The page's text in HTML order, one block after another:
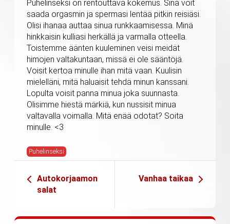
Puhelinseksi on rentouttava kokemus. Sinä voit
saada orgasmin ja spermasi lentää pitkin reisiäsi.
Olisi ihanaa auttaa sinua runkkaamisessa. Minä
hinkkaisin kulliasi herkällä ja varmalla otteella.
Toistemme äänten kuuleminen veisi meidät
himojen valtakuntaan, missä ei ole sääntöjä.
Voisit kertoa minulle ihan mitä vaan. Kuulisin
mielelläni, mitä haluaisit tehdä minun kanssani.
Lopulta voisit panna minua joka suunnasta.
Olisimme hiestä märkiä, kun nussisit minua
valtavalla voimalla. Mitä enää odotat? Soita
minulle. <3
Puhelinseksi
Autokorjaamon
salat
Vanhaa taikaa